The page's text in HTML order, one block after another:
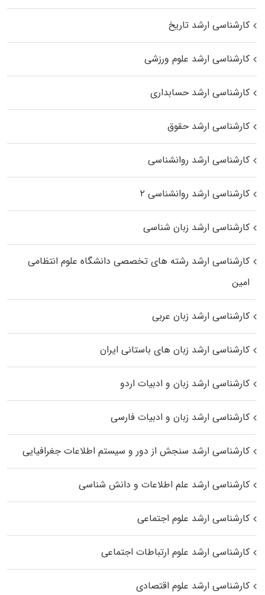
کارشناسی ارشد تاریخ
کارشناسی ارشد علوم ورزشی
کارشناسی ارشد حسابداری
کارشناسی ارشد حقوق
کارشناسی ارشد روانشناسی
کارشناسی ارشد روانشناسی ۲
کارشناسی ارشد زبان شناسی
کارشناسی ارشد رﺷﺘﻪ ﻫﺎی تخصصی داﻧﺸﮕﺎه ﻋﻠﻮم انتظامی
اﻣﻴﻦ
کارشناسی ارشد زبان عربی
کارشناسی ارشد زبان‌ های باستانی ایران
کارشناسی ارشد زبان و ادبیات اردو
کارشناسی ارشد زبان و ادبیات فارسی
کارشناسی ارشد سنجش از دور و سیستم اطلاعات جغرافیایی
کارشناسی ارشد علم اطلاعات و دانش شناسی
کارشناسی ارشد علوم اجتماعی
کارشناسی ارشد علوم ارتباطات اجتماعی
کارشناسی ارشد علوم اقتصادی